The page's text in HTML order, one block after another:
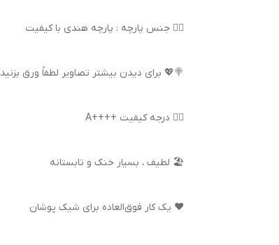
👌🏻 جنس پارچه : پارچه هندی با کیفیت
🍭💖 برای دیدن بیشتر تصاویر لطفاً ورق بزنید
👍🏻 درجه کیفیت ++++A
🏖️ لطیف ، بسیار خنک و تابستانه
❤️ یک کار فوق‌العاده برای شیک پوشان